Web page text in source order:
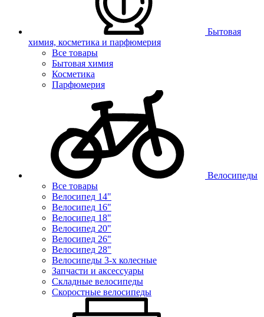
Бытовая
химия, косметика и парфюмерия
Все товары
Бытовая химия
Косметика
Парфюмерия
Велосипеды
Все товары
Велосипед 14"
Велосипед 16"
Велосипед 18"
Велосипед 20"
Велосипед 26"
Велосипед 28"
Велосипеды 3-х колесные
Запчасти и аксессуары
Складные велосипеды
Скоростные велосипеды